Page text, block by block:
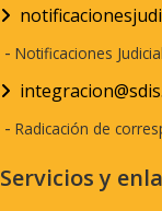
- Notificaciones
- Radicación de
Servicios y